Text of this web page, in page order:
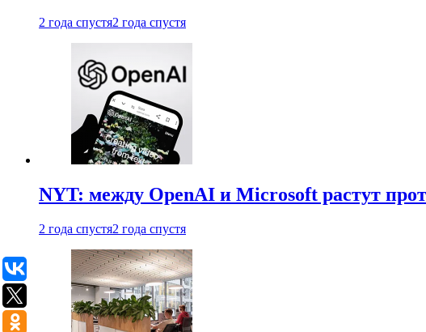
2 года спустя2 года спустя
NYT: между OpenAI и Microsoft растут
2 года спустя2 года спустя